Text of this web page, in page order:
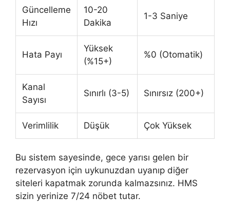
Güncelleme
Hızı
10-20
Dakika
1-3 Saniye
Hata Payı
Yüksek
(%15+)
%0 (Otomatik)
Kanal
Sayısı
Sınırlı (3-5) Sınırsız (200+)
Verimlilik Düşük Çok Yüksek
Bu sistem sayesinde, gece yarısı gelen bir
rezervasyon için uykunuzdan uyanıp diğer
siteleri kapatmak zorunda kalmazsınız. HMS
sizin yerinize 7/24 nöbet tutar.